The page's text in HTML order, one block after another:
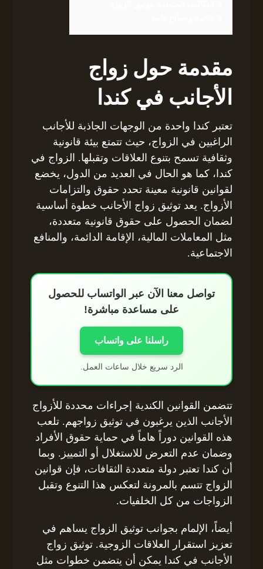
مقدمة حول زواج
الأجانب في كندا
تعتبر كندا واحدة من الوجهات الجاذبة للأجانب
الراغبين في الزواج، حيث تتمتع بيئة قانونية
وثقافية تسمح بتنوع العلاقات وتقبلها. الزواج في
كندا، كما هو الحال في العديد من الدول، يخضع
لقوانين قانونية معينة تحدد حقوق والتزامات
الأزواج. يعد توثيق زواج الأجانب خطوة أساسية
لضمان الحصول على حقوق قانونية متعددة،
مثل المعاملات المالية، الإقامة الدائمة، والمنافع
الاجتماعية.
تواصل معنا الآن عبر الواتساب للحصول
على مساعدة مباشرة!
راسلنا على واتساب
الرد سريع خلال ساعات العمل.
تتضمن القوانين الكندية إجراءات محددة للأزواج
الأجانب الذين يرغبون في توثيق زواجهم. تلعب
هذه القوانين دوراً هاماً في حماية حقوق الأفراد
وضمان عدم التعرض للاستغلال أو التمييز. وبما
أن كندا تعتبر دولة متعددة الثقافات، فإن قوانين
الزواج تتسم بالمرونة لتعكس هذا التنوع وتقبل
الزواجات من كل الخلفيات.
أيضاً، الإلمام بجوانب توثيق الزواج يساهم في
تعزيز استقرار العلاقات الزوجية. توثيق زواج
الأجانب في كندا يمكن أن يتضمن خطوات مثل